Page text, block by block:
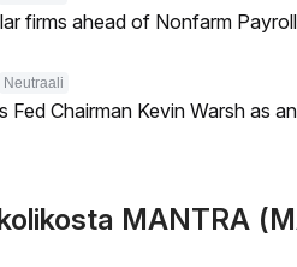
firms ahead of Nonfarm
Neutraali
Fed Chairman Kevin Warsh as
MANTRA